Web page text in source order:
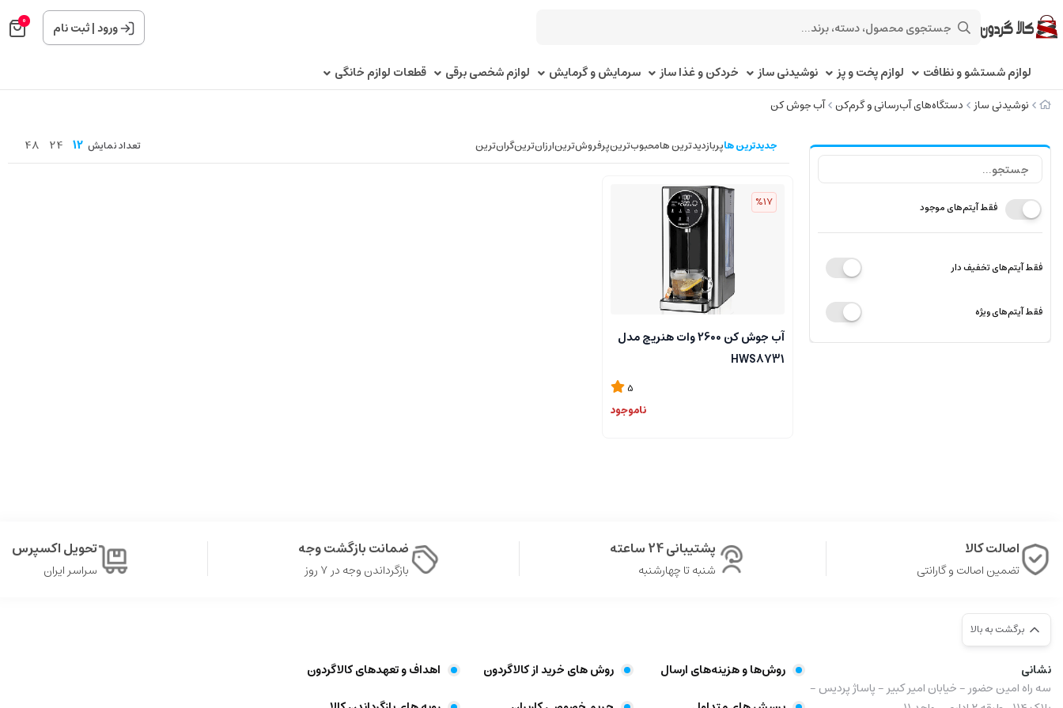
ورود|ثبت نام 0
لوازم شستشو و نظافت لوازم پخت و پز نوشیدنی ساز خردکن و غذا ساز سرمایش و گرمایش لوازم شخصی برقی قطعات لوازم خانگی
نوشیدنی ساز دستگاه‌های آب‌رسانی و گرم‌کن آب جوش کن
فقط آیتم‌های موجود
فقط آیتم‌های تخفیف دار
فقط آیتم‌های ویژه
جدیدترین هاپربازدیدترین هامحبوب‌‌ترینپرفروش‌ترینارزان‌ترینگران‌ترین تعداد نمایش 12
24
48
%17
آب جوش کن 2600 وات هنریچ مدل
HWS8731
5
ناموجود
اصالت کالا
تضمین اصالت و گارانتی
پشتیبانی 24 ساعته
شنبه تا چهارشنبه
ضمانت بازگشت وجه
بازگرداندن وجه در ۷ روز
تحویل اکسپرس
سراسر ایران
برگشت به بالا
نشانی
سه راه امین حضور - خیابان امیر کبیر - پاساژ پردیس -
روش‌ها و هزینه‌های ارسال روش های خرید از کالاگردون
اهداف و تعهد‌های کالاگردون